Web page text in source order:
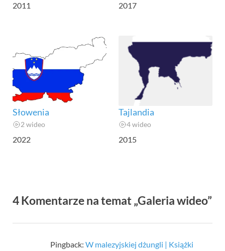
2011 2017
Słowenia
2 wideo
2022
Tajlandia
4 wideo
2015
4 Komentarze na temat „Galeria wideo”
Pingback: W malezyjskiej dżungli | Książki